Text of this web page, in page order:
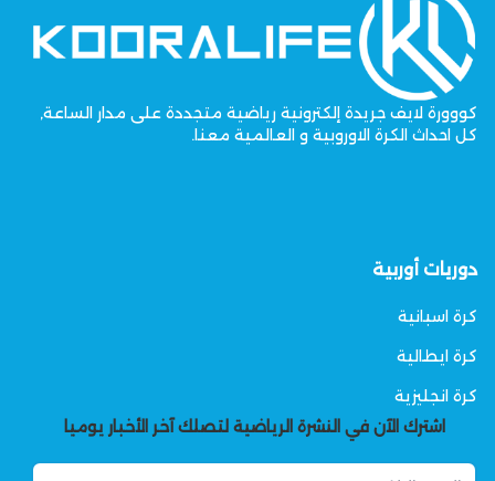
كووورة لايف جريدة إلكترونية رياضية متجددة على مدار الساعة,
كل احداث الكرة الاوروبية و العالمية معنا.
دوريات أوربية
كرة اسبانية
كرة ايطالية
كرة انجليزية
اشترك الآن في النشرة الرياضية لتصلك آخر الأخبار يوميا